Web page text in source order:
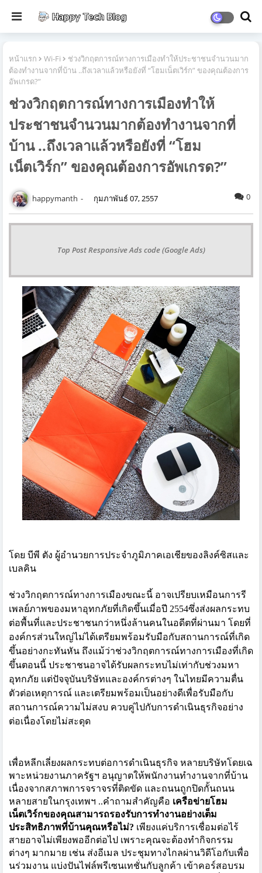
หน้าแรก Wi-Fi
ช่วงวิกฤตการณ์ทางการเมืองทำให้ประชาชนจำนวนมาก
ต้องทำงานจากที่บ้าน ..ถึงเวลาแล้วหรือยังที่ “โฮมเน็ตเวิร์ก” ของคุณต้องการ
อัพเกรด?”
ช่วงวิกฤตการณ์ทางการเมืองทำให้
ประชาชนจำนวนมากต้องทำงานจากที่
บ้าน ..ถึงเวลาแล้วหรือยังที่ “โฮม
เน็ตเวิร์ก” ของคุณต้องการอัพเกรด?”
happymanth กุมภาพันธ์ 07, 2557 0
Top Post Responsive Ads code (Google Ads)
โดย บีพี ตัง ผู้อำนวยการประจำภูมิภาคเอเชียของลิงค์ซิสและ
เบลคิน
ช่วงวิกฤตการณ์ทางการเมืองขณะนี ้ อาจเปรียบเหมือนการรี
เพลย์ภาพของมหาอุทกภัยที่เกิดขึ้นเมื่อปี 2554ซึ่งส่งผลกระทบ
ต่อพื้นที่และประชาชนกว่าหนึ่งล้านคนในอดีตที่ผ่านมา โดยที่
องค์กรส่วนใหญ่ไม่ได้เตรียมพร้อมรับมือกับสถานการณ์ที่เกิด
ขึ้นอย่างกะทันหัน ถึงแม้ว่าช่วงวิกฤตการณ์ทางการเมืองที่เกิด
ขึ้นตอนนี้ ประชาชนอาจได้รับผลกระทบไม่เท่ากับช่วงมหา
อุทกภัย แต่ปัจจุบันบริษัทและองค์กรต่างๆ ในไทยมีความตื่น
ตัวต่อเหตุการณ์ และเตรียมพร้อมเป็นอย่างดีเพื่อรับมือกับ
สถานการณ์ความไม่สงบ ควบคู่ไปกับการดำเนินธุรกิจอย่าง
ต่อเนื่องโดยไม่สะดุด
เพื่อหลีกเลี่ยงผลกระทบต่อการดำเนินธุรกิจ หลายบริษัทโดยเฉ
พาะหน่วยงานภาครัฐฯ อนุญาตให้พนักงานทำงานจากที่บ้าน
เนื่องจากสภาพการจราจรที่ติดขัด และถนนถูกปิดกั้นถนน
หลายสายในกรุงเทพฯ ..คำถามสำคัญคือ เครือข่ายโฮม
เน็ตเวิร์กของคุณสามารถรองรับการทำงานอย่างเต็ม
ประสิทธิภาพที่บ้านคุณหรือไม่? เพียงแค่บริการเชื่อมต่อไร้
สายอาจไม่เพียงพออีกต่อไป เพราะคุณจะต้องทำกิจกรรม
ต่างๆ มากมาย เช่น ส่งอีเมล ประชุมทางไกลผ่านวิดีโอกับเพื่อ
นร่วมงาน แบ่งปันไฟล์พรีเซนเทชั่นกับลูกค้า เข้าคอร์สอบรม